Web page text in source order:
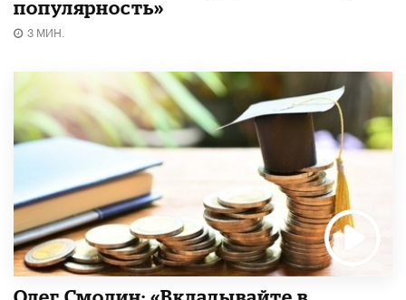
популярность»
3 МИН.